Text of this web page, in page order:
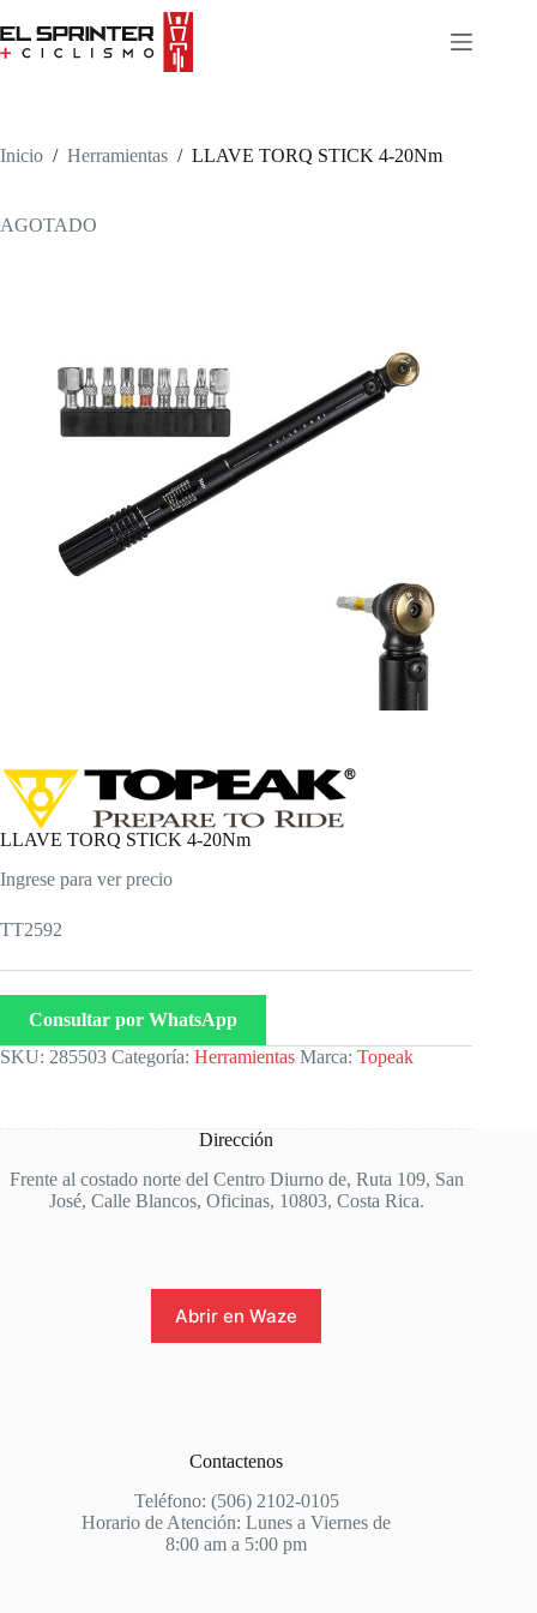
to
content
Inicio / Herramientas / LLAVE TORQ STICK 4-20Nm
AGOTADO
LLAVE TORQ STICK 4-20Nm
Ingrese para ver precio
TT2592
Consultar por WhatsApp
SKU: 285503 Categoría: Herramientas Marca: Topeak
Dirección
Frente al costado norte del Centro Diurno de, Ruta 109, San
José, Calle Blancos, Oficinas, 10803, Costa Rica.
Abrir en Waze
Contactenos
Teléfono: (506) 2102-0105
Horario de Atención: Lunes a Viernes de
8:00 am a 5:00 pm